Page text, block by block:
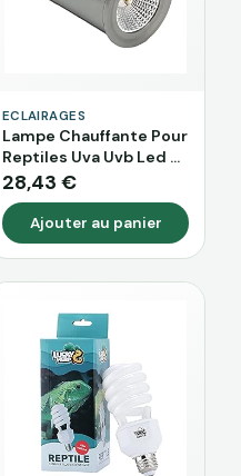
ECLAIRAGES
Lampe Chauffante Pour
Reptiles Uva Uvb Led 3
En 1 De Remplacement
Pour Reptiles, Lampe
Chauffante Pour
Lézards, Tortues,
Lézards, 220 V (Nd-30
10.0)
28,43 €
Ajouter au panier